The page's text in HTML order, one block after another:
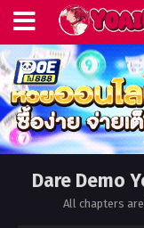
Dare Demo
All chapters